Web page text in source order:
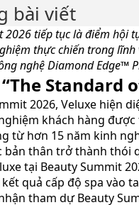
bài viết
2026 tiếp tục là điểm hội
thực chiến trong
nghệ Diamond Edge™
Standard
2026, Veluxe hiện
khách hàng
từ hơn 15 năm kinh
bản thân trở thành thói
tại Beauty Summit
quả cấp độ spa vào